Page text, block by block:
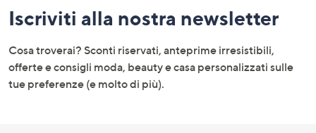
menu
e
informazioni
Iscriviti alla nostra newsletter
Cosa troverai? Sconti riservati, anteprime irresistibili,
offerte e consigli moda, beauty e casa personalizzati sulle
tue preferenze (e molto di più).